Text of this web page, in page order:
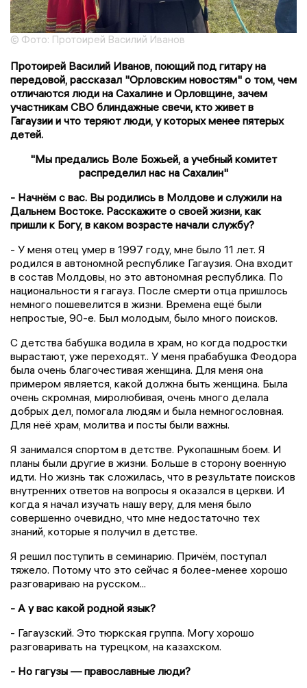
© Фото: Протоирей Василий Иванов
Протоирей Василий Иванов, поющий под гитару на
передовой, рассказал "Орловским новостям" о том, чем
отличаются люди на Сахалине и Орловщине, зачем
участникам СВО блиндажные свечи, кто живет в
Гагаузии и что теряют люди, у которых менее пятерых
детей.
"Мы предались Воле Божьей, а учебный комитет
распределил нас на Сахалин"
- Начнём с вас. Вы родились в Молдове и служили на
Дальнем Востоке. Расскажите о своей жизни, как
пришли к Богу, в каком возрасте начали службу?
- У меня отец умер в 1997 году, мне было 11 лет. Я
родился в автономной республике Гагаузия. Она входит
в состав Молдовы, но это автономная республика. По
национальности я гагауз. После смерти отца пришлось
немного пошевелится в жизни. Времена ещё были
непростые, 90-е. Был молодым, было много поисков.
С детства бабушка водила в храм, но когда подростки
вырастают, уже переходят.. У меня прабабушка Феодора
была очень благочестивая женщина. Для меня она
примером является, какой должна быть женщина. Была
очень скромная, миролюбивая, очень много делала
добрых дел, помогала людям и была немногословная.
Для неё храм, молитва и посты были важны.
Я занимался спортом в детстве. Рукопашным боем. И
планы были другие в жизни. Больше в сторону военную
идти. Но жизнь так сложилась, что в результате поисков
внутренних ответов на вопросы я оказался в церкви. И
когда я начал изучать нашу веру, для меня было
совершенно очевидно, что мне недостаточно тех
знаний, которые я получил в детстве.
Я решил поступить в семинарию. Причём, поступал
тяжело. Потому что это сейчас я более-менее хорошо
разговариваю на русском...
- А у вас какой родной язык?
- Гагаузский. Это тюркская группа. Могу хорошо
разговаривать на турецком, на казахском.
- Но гагузы — православные люди?